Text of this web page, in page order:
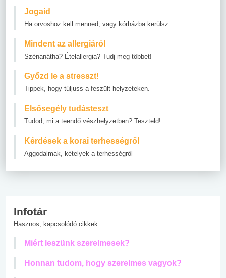
Jogaid
Ha orvoshoz kell menned, vagy kórházba kerülsz
Mindent az allergiáról
Szénanátha? Ételallergia? Tudj meg többet!
Győzd le a stresszt!
Tippek, hogy túljuss a feszült helyzeteken.
Elsősegély tudásteszt
Tudod, mi a teendő vészhelyzetben? Teszteld!
Kérdések a korai terhességről
Aggodalmak, kételyek a terhességről
Infotár
Hasznos, kapcsolódó cikkek
Miért leszünk szerelmesek?
Honnan tudom, hogy szerelmes vagyok?